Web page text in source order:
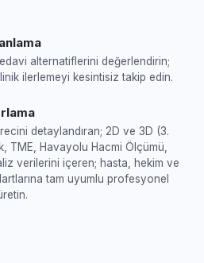
alternatiflerini değerlendirin;
ilerlemeyi kesintisiz takip edin.
detaylandıran; 2D ve 3D (3.
TME, Havayolu Hacmi Ölçümü,
verilerini içeren; hasta, hekim ve
tam uyumlu profesyonel